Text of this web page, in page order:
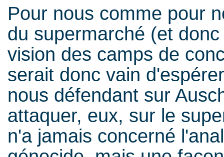
Pour nous comme pour
du supermarché (et
vision des camps de
serait donc vain
nous défendant sur
attaquer, eux, sur le
n'a jamais concerné